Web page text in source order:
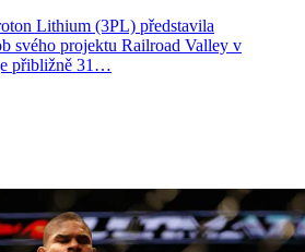
Lithium (3PL) představila
svého projektu Railroad Valley v
přibližně 31…